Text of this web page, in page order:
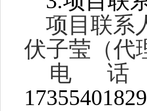
项目联系
伏子莹 （代
电
话
17355401829